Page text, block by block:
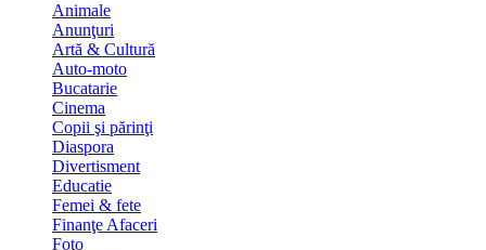
Animale
Anunţuri
Artă & Cultură
Auto-moto
Bucatarie
Cinema
Copii şi părinţi
Diaspora
Divertisment
Educatie
Femei & fete
Finanţe Afaceri
Foto